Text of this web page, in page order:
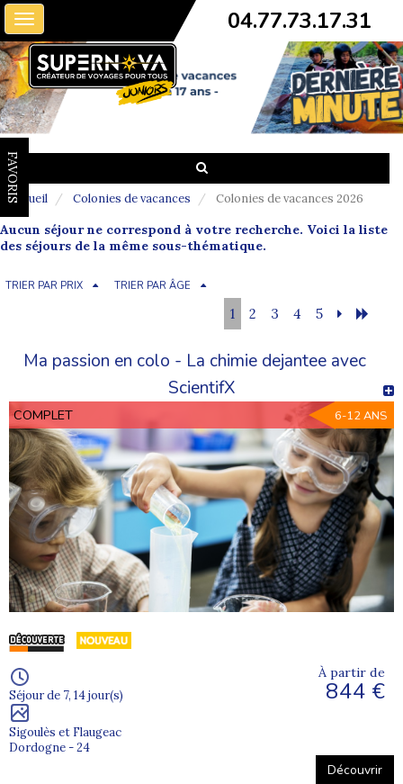
Toggle
navigation
04.77.73.17.31
FAVORIS
Accueil Colonies de vacances Colonies de vacances 2026
Aucun séjour ne correspond à votre recherche. Voici la liste
des séjours de la même sous-thématique.
TRIER PAR PRIX TRIER PAR ÂGE
1 2 3 4 5
Ma passion en colo - La chimie dejantee avec
ScientifX
COMPLET 6-12 ANS
Séjour de 7, 14 jour(s)
Sigoulès et Flaugeac
Dordogne - 24
À partir de
844 €
Découvrir